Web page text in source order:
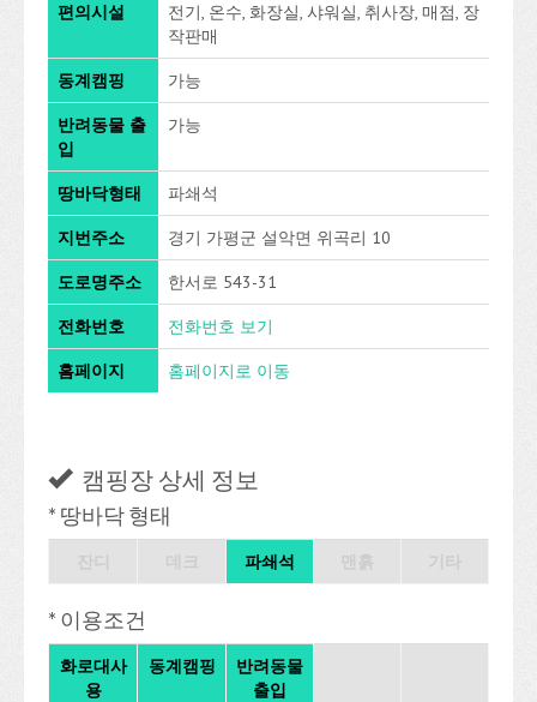
편의시설
전기, 온수, 화장실, 샤워실, 취사장, 매점, 장
작판매
동계캠핑 가능
반려동물 출
입
가능
땅바닥형태 파쇄석
지번주소 경기 가평군 설악면 위곡리 10
도로명주소 한서로 543-31
전화번호 전화번호 보기
홈페이지 홈페이지로 이동
캠핑장 상세 정보
* 땅바닥 형태
파쇄석
* 이용조건
화로대사
용
동계캠핑
반려동물
출입